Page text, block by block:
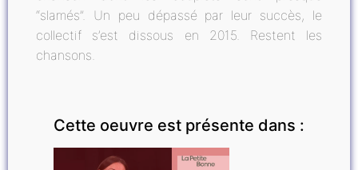
“slamés”. Un peu dépassé par leur succès, le
collectif s’est dissous en 2015. Restent les
chansons.
Cette oeuvre est présente dans :